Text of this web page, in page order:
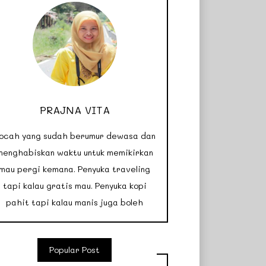
PRAJNA VITA
yang sudah berumur dewasa dan
waktu untuk memikirkan
pergi kemana. Penyuka traveling
tapi kalau gratis mau. Penyuka kopi
pahit tapi kalau manis juga boleh
Popular Post